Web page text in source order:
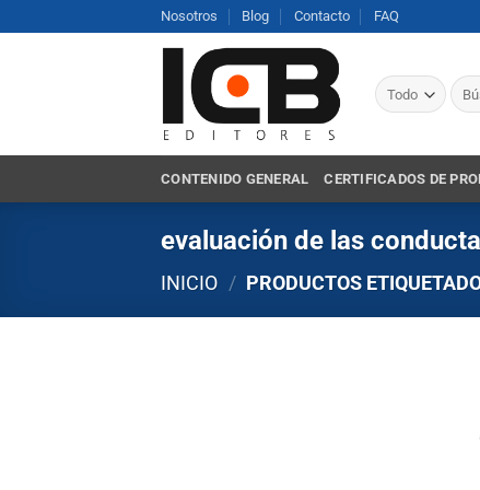
al
Nosotros Blog Contacto FAQ
por:
CONTENIDO GENERAL CERTIFICADOS DE
evaluación de las
INICIO / PRODUCTOS